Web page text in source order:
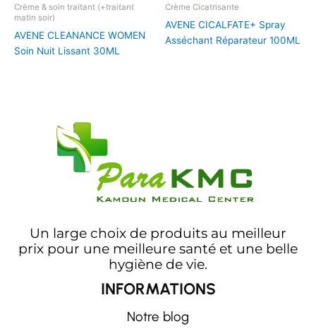
Crème & soin traitant (+traitant
matin soir)
AVENE CLEANANCE WOMEN
Soin Nuit Lissant 30ML
Crème Cicatrisante
AVENE CICALFATE+ Spray
Asséchant Réparateur 100ML
Un large choix de produits au meilleur
prix pour une meilleure santé et une belle
hygiène de vie.
INFORMATIONS
Notre blog